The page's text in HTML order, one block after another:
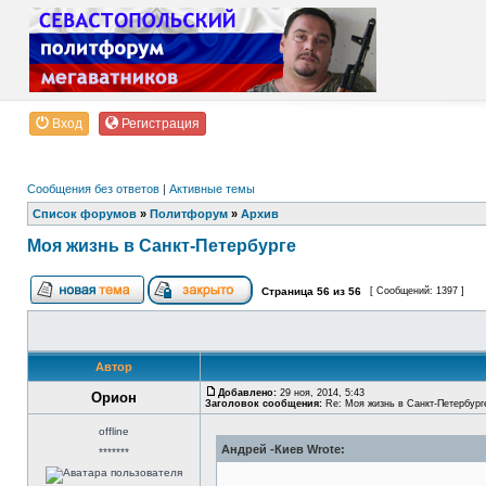
Вход Регистрация
Сообщения без ответов | Активные темы
Список форумов » Политфорум » Архив
Моя жизнь в Санкт-Петербурге
Страница 56 из 56 [ Сообщений: 1397 ]
Автор
Орион Добавлено: 29 ноя, 2014, 5:43
Заголовок сообщения: Re: Моя жизнь в Санкт-
offline
*******
Андрей -Киев Wrote: